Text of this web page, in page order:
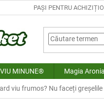
PAȘI PENTRU
MINUNE® Magia Aronia
viu frumos? Nu faceți